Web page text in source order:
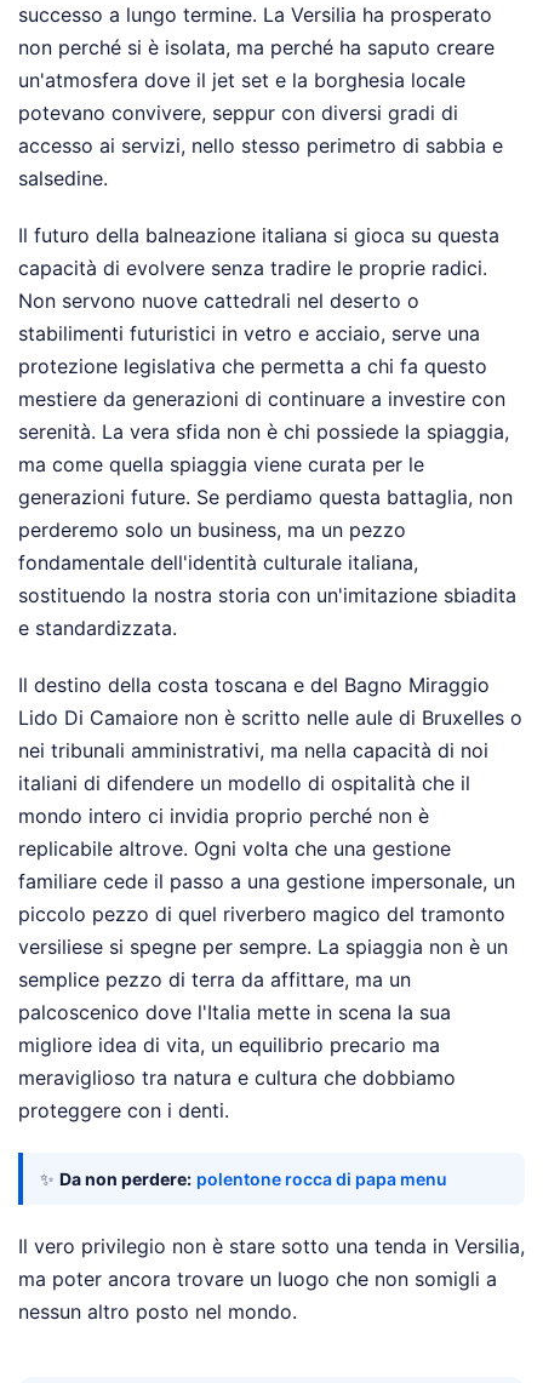
successo a lungo termine. La Versilia ha prosperato
non perché si è isolata, ma perché ha saputo creare
un'atmosfera dove il jet set e la borghesia locale
potevano convivere, seppur con diversi gradi di
accesso ai servizi, nello stesso perimetro di sabbia e
salsedine.
Il futuro della balneazione italiana si gioca su questa
capacità di evolvere senza tradire le proprie radici.
Non servono nuove cattedrali nel deserto o
stabilimenti futuristici in vetro e acciaio, serve una
protezione legislativa che permetta a chi fa questo
mestiere da generazioni di continuare a investire con
serenità. La vera sfida non è chi possiede la spiaggia,
ma come quella spiaggia viene curata per le
generazioni future. Se perdiamo questa battaglia, non
perderemo solo un business, ma un pezzo
fondamentale dell'identità culturale italiana,
sostituendo la nostra storia con un'imitazione sbiadita
e standardizzata.
Il destino della costa toscana e del Bagno Miraggio
Lido Di Camaiore non è scritto nelle aule di Bruxelles o
nei tribunali amministrativi, ma nella capacità di noi
italiani di difendere un modello di ospitalità che il
mondo intero ci invidia proprio perché non è
replicabile altrove. Ogni volta che una gestione
familiare cede il passo a una gestione impersonale, un
piccolo pezzo di quel riverbero magico del tramonto
versiliese si spegne per sempre. La spiaggia non è un
semplice pezzo di terra da affittare, ma un
palcoscenico dove l'Italia mette in scena la sua
migliore idea di vita, un equilibrio precario ma
meraviglioso tra natura e cultura che dobbiamo
proteggere con i denti.
✨ Da non perdere: polentone rocca di papa menu
Il vero privilegio non è stare sotto una tenda in Versilia,
ma poter ancora trovare un luogo che non somigli a
nessun altro posto nel mondo.